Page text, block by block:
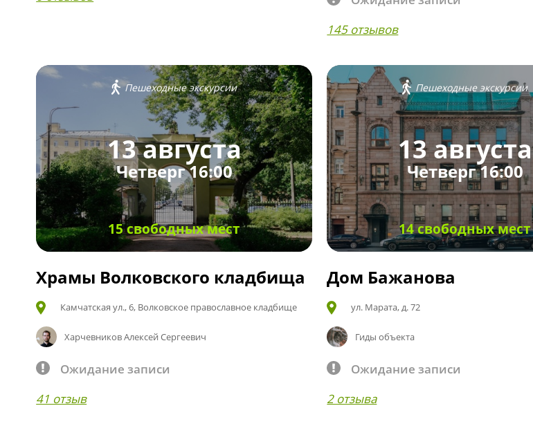
145 отзывов
Пешеходные экскурсии
13 августа
Четверг 16:00
15 свободных мест
Храмы Волковского кладбища
Камчатская ул., 6, Волковское православное кладбище
Харчевников Алексей Сергеевич
Ожидание записи
41 отзыв
Пешеходные экскурсии
13 августа
Четверг 16:00
14 свободных мест
Дом Бажанова
ул. Марата, д. 72
Гиды объекта
Ожидание записи
2 отзыва